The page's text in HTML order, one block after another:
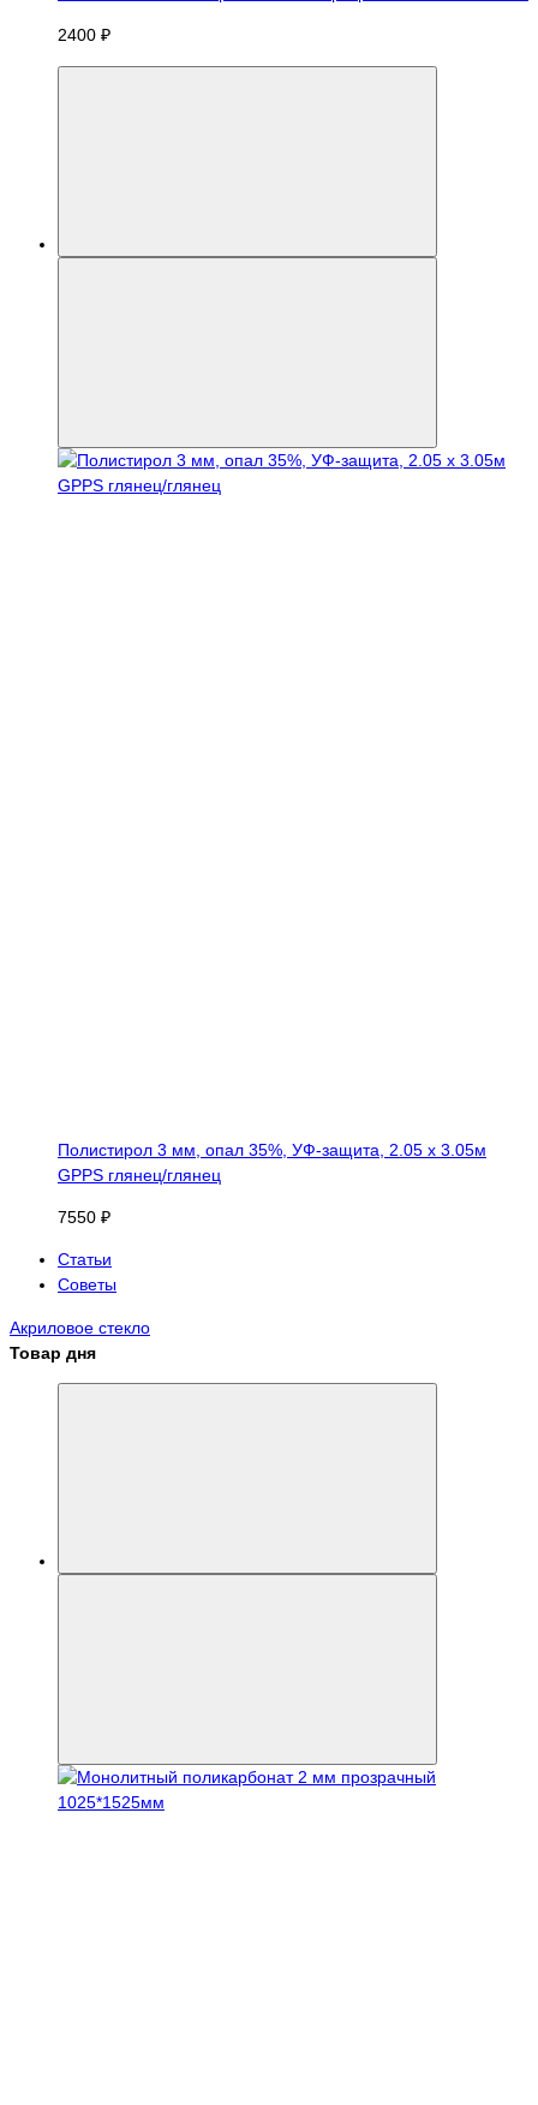
2400 ₽
Полистирол 3 мм, опал 35%, УФ-защита, 2.05 х 3.05м
GPPS глянец/глянец
7550 ₽
Статьи
Советы
Акриловое стекло
Товар дня